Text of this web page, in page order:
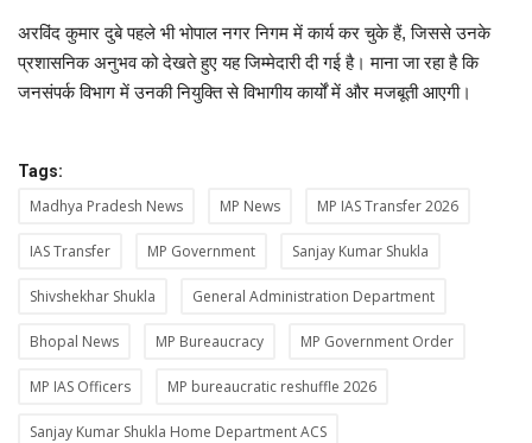
अरविंद कुमार दुबे पहले भी भोपाल नगर निगम में कार्य कर चुके हैं, जिससे उनके
प्रशासनिक अनुभव को देखते हुए यह जिम्मेदारी दी गई है। माना जा रहा है कि
जनसंपर्क विभाग में उनकी नियुक्ति से विभागीय कार्यों में और मजबूती आएगी।
Tags:
Madhya Pradesh News MP News MP IAS Transfer 2026
IAS Transfer MP Government Sanjay Kumar Shukla
Shivshekhar Shukla General Administration Department
Bhopal News MP Bureaucracy MP Government Order
MP IAS Officers MP bureaucratic reshuffle 2026
Sanjay Kumar Shukla Home Department ACS